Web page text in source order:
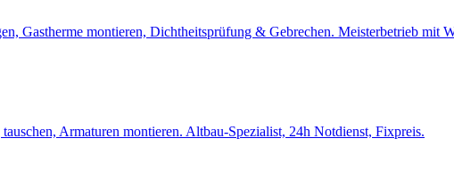
Gastherme montieren, Dichtheitsprüfung & Gebrechen. Meisterbetrieb mit
Armaturen montieren. Altbau-Spezialist, 24h Notdienst, Fixpreis.